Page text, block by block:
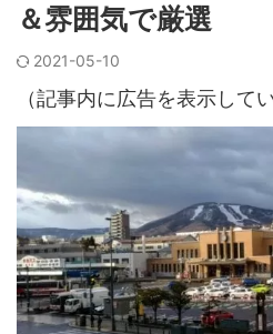
＆雰囲気で厳選
2021-05-10
（記事内に広告を表示して